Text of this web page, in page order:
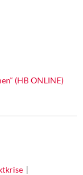
(HB ONLINE)